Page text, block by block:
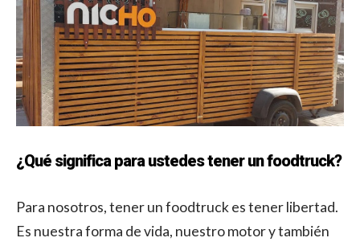
¿Qué significa para ustedes tener un foodtruck?
Para nosotros, tener un foodtruck es tener libertad.
Es nuestra forma de vida, nuestro motor y también